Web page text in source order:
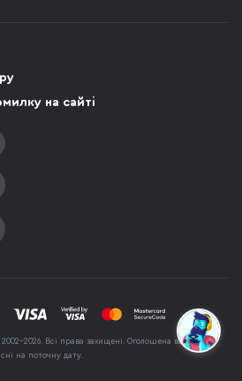
на сайті
2026. Всі права захищені. Оголошена вартість
на поточну дату.